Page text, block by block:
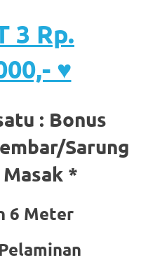
3 Rp.
♥
: Bonus
Sarung
*
6 Meter